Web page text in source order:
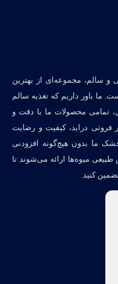
و سالم، مجموعه‌ای از بهترین
ما باور داریم که تغذیه سالم
تمامی محصولات ما با دقت و
فروتی دراید، کیفیت و رضایت
ما بدون هیچ‌گونه افزودنی
میوه‌ها ارائه می‌شوند تا
کنید.